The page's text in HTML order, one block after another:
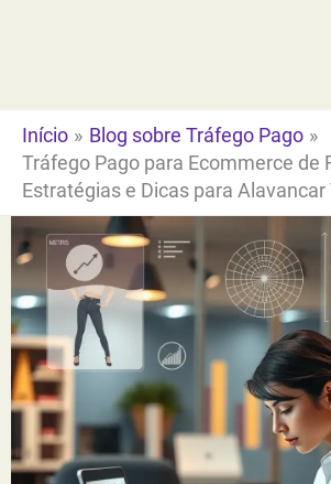
conteúdo
Início
Blog sobre Tráfego Pago
Tráfego Pago para Ecommerce de
Estratégias e Dicas para Alavancar